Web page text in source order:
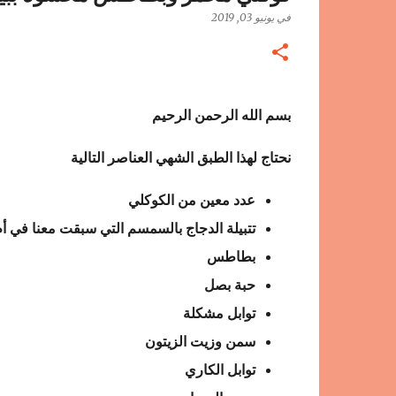
فييونيو 03, 2019
بسم الله الرحمن الرحيم
نحتاج لهذا الطبق الشهي العناصر التالية
عدد معين من الكوكلي
تتبيلة الدجاج بالسمسم التي سبقت معنا في
بطاطس
حبة بصل
توابل مشكلة
سمن وزيت الزيتون
توابل الكاري